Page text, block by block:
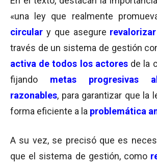
«una ley que realmente
circular y que asegure
través de un sistema de gestión
activa detodos los actoresde la
fijando metas progresivas
razonables, para garantizar que la
forma eficiente a la problemática
A su vez, se precisó que es
que el sistema de gestión, como